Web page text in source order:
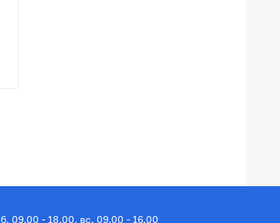
09.00 - 18.00, вс. 09.00 - 16.00